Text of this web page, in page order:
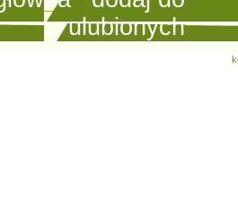
ulubionych